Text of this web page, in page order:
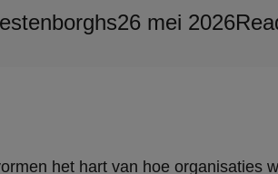
26 mei 2026
het hart van hoe organisaties